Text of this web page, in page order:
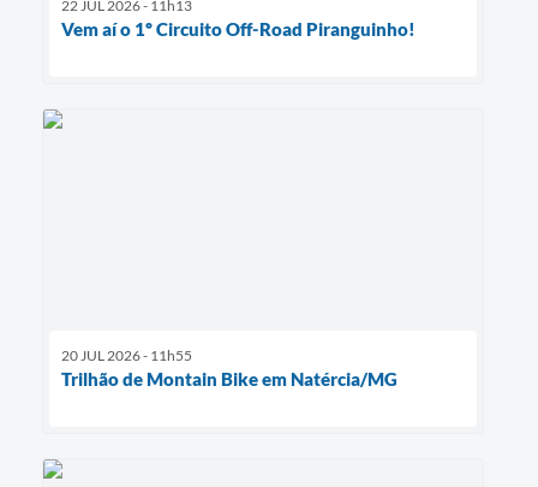
22 JUL 2026 - 11h13
Vem aí o 1º Circuito Off-Road Piranguinho!
20 JUL 2026 - 11h55
Trilhão de Montain Bike em Natércia/MG